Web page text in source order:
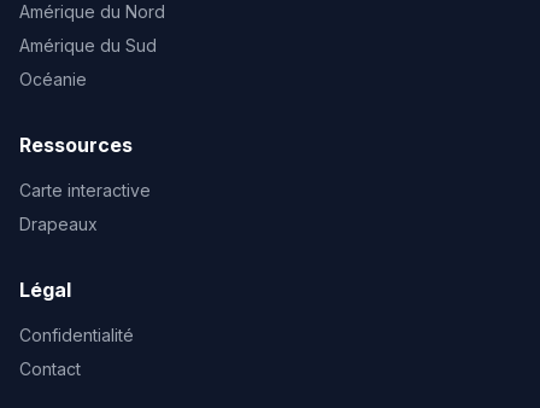
Amérique du Nord
Amérique du Sud
Océanie
Ressources
Carte interactive
Drapeaux
Légal
Confidentialité
Contact